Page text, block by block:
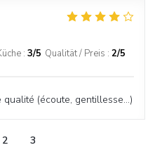
: 3/5 Qualität / Preis : 2/5
(écoute, gentillesse…)
2 3